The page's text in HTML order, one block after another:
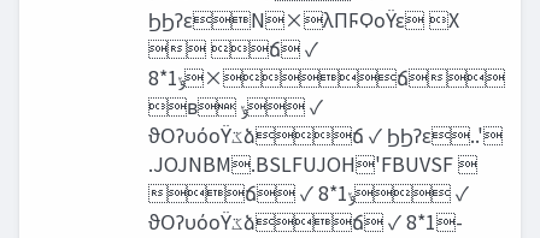
ϦϦʔεN×λΠϜϘοΫε X
 ճ ✓
8*1‫×ݸ‬ճ
ʙ ‫ݸ‬ ✓
ϑΟʔυόοΫ‫ػ‬ձճ ✓ ϦϦʔε..'
.JOJNBM.BSLFUJOH'FBUVSF 
ճ ✓ 8*1‫ݸ‬ ✓
ϑΟʔυόοΫ‫ػ‬ձճ ✓ 8*1-